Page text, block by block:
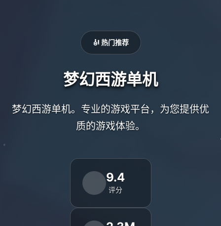
🎻 热门推荐
梦幻西游单机
梦幻西游单机。专业的游戏平台，为您提供优
质的游戏体验。
9.4
评分